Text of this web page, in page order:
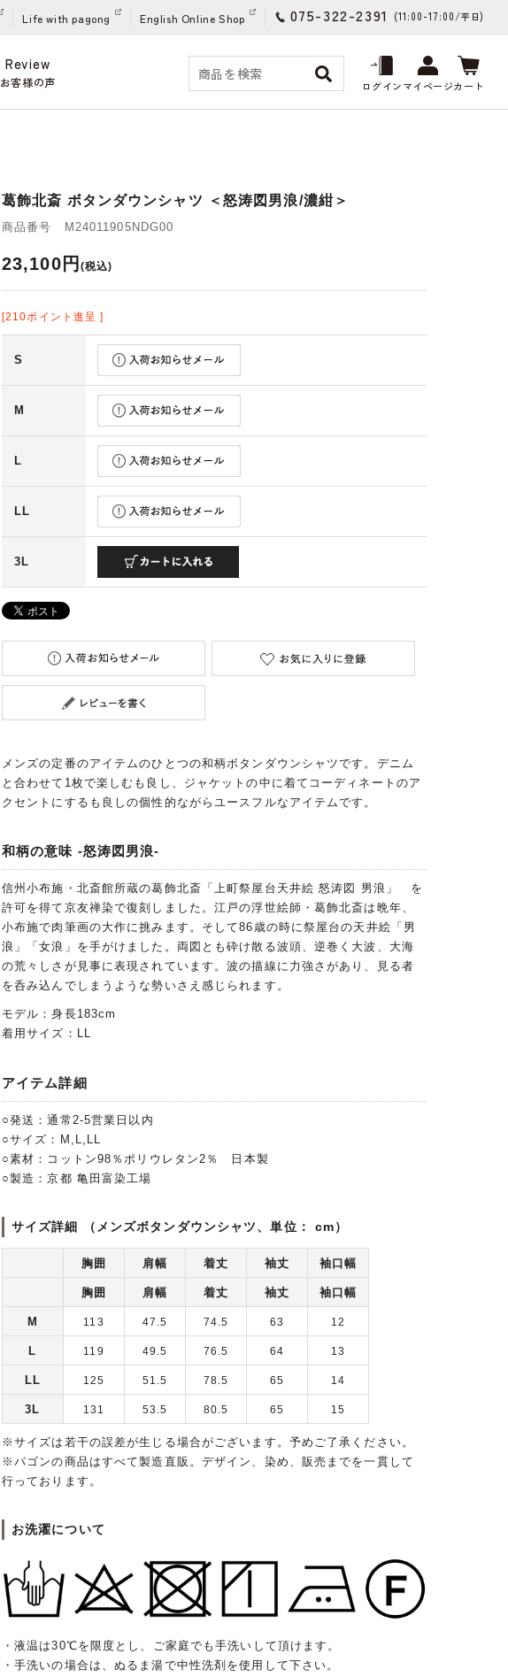
Life with pagong English Online Shop 075-322-2391 (11:00-17:00/平日)
Review
お客様の声 ログインマイページカート
葛飾北斎 ボタンダウンシャツ ＜怒涛図男浪/濃紺＞
商品番号 M24011905NDG00
23,100円 (税込)
[210ポイント進呈 ]
S
M
L
LL
3L
メンズの定番のアイテムのひとつの和柄ボタンダウンシャツです。デニム
と合わせて1枚で楽しむも良し、ジャケットの中に着てコーディネートのア
クセントにするも良しの個性的ながらユースフルなアイテムです。
和柄の意味 -怒涛図男浪-
信州小布施・北斎館所蔵の葛飾北斎「上町祭屋台天井絵 怒涛図 男浪」 を
許可を得て京友禅染で復刻しました。江戸の浮世絵師・葛飾北斎は晩年、
小布施で肉筆画の大作に挑みます。そして86歳の時に祭屋台の天井絵「男
浪」「女浪」を手がけました。両図とも砕け散る波頭、逆巻く大波、大海
の荒々しさが見事に表現されています。波の描線に力強さがあり、見る者
を呑み込んでしまうような勢いさえ感じられます。
モデル：身長183cm
着用サイズ：LL
アイテム詳細
○発送：通常2-5営業日以内
○サイズ：M,L,LL
○素材：コットン98％ポリウレタン2％ 日本製
○製造：京都 亀田富染工場
サイズ詳細 （メンズボタンダウンシャツ、単位： cm）
胸囲 肩幅 着丈 袖丈 袖口幅
胸囲 肩幅 着丈 袖丈 袖口幅
M 113 47.5 74.5 63 12
L 119 49.5 76.5 64 13
LL 125 51.5 78.5 65 14
3L 131 53.5 80.5 65 15
※サイズは若干の誤差が生じる場合がございます。予めご了承ください。
※パゴンの商品はすべて製造直販。デザイン、染め、販売までを一貫して
行っております。
お洗濯について
・液温は30℃を限度とし、ご家庭でも手洗いして頂けます。
・手洗いの場合は、ぬるま湯で中性洗剤を使用して下さい。